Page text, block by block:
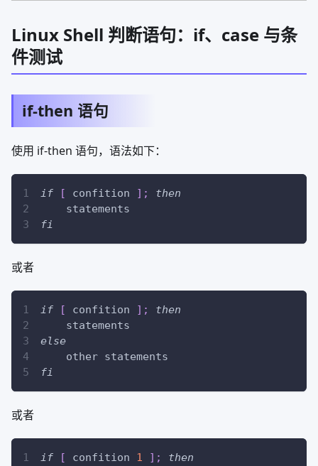
Linux Shell 判断语句：if、case 与条
件测试
if-then 语句
使用 if-then 语句，语法如下：
if [ confition ] ;
then
    statements
fi
或者
if [ confition ] ;
then
    statements
else
    other statements
fi
或者
if [ confition 1 ] ;
then